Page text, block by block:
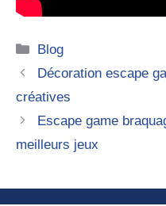
Catégories
Blog
Décoration escape
créatives
Escape game
meilleurs jeux